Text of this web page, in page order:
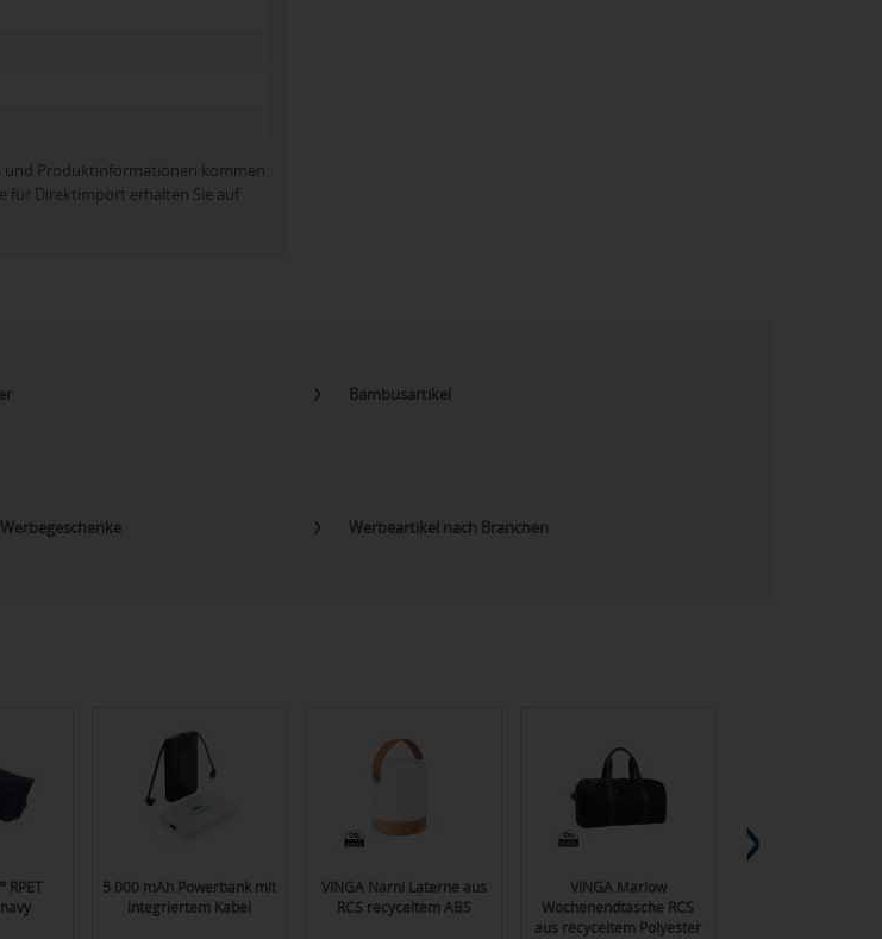
und Produktinformationen kommen.
für Direktimport erhalten Sie auf
Bambusartikel
Werbeartikel nach Branchen
RPET
5.000 mAh Powerbank mit
integriertem Kabel
VINGA Narni Laterne aus
RCS recyceltem ABS
VINGA Marlow
Wochenendtasche RCS
aus recyceltem Polyester